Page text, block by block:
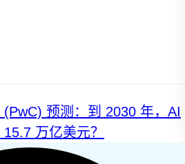
预测：到 2030 年，AI
万亿美元？